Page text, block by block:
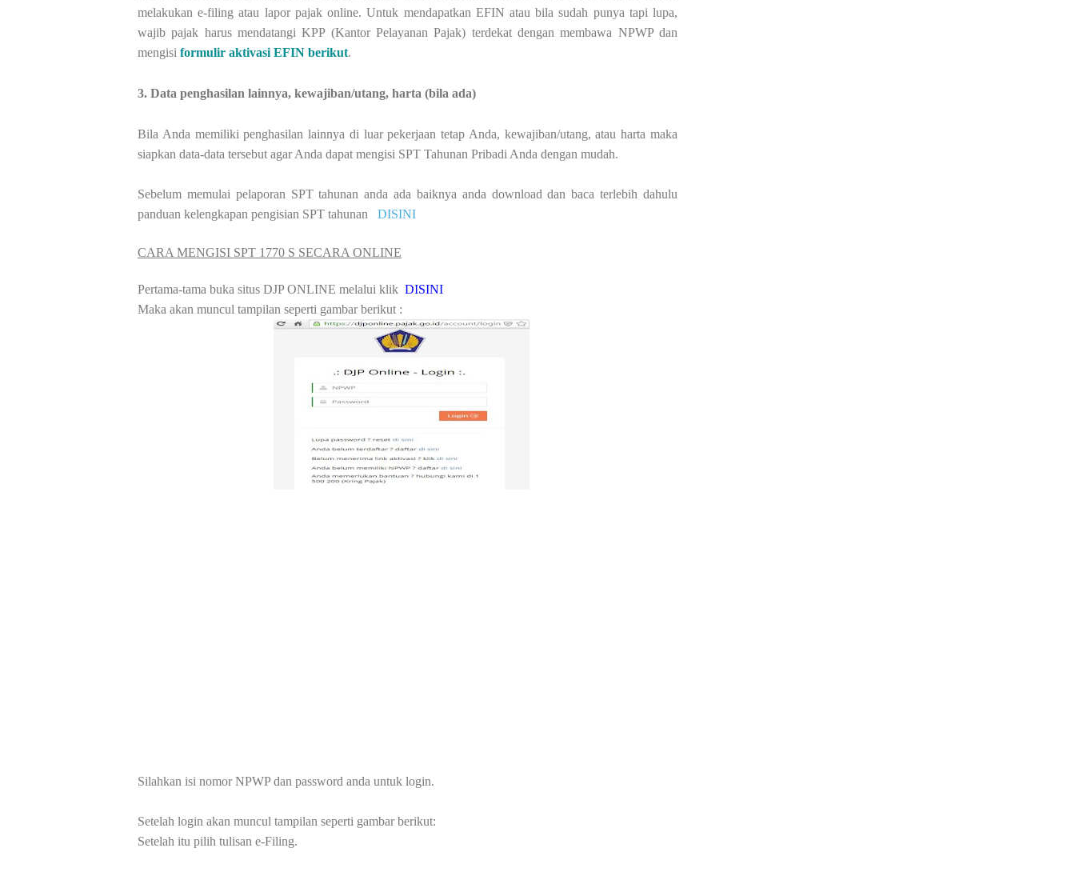
melakukan e-filing atau lapor pajak online. Untuk mendapatkan EFIN atau bila sudah punya tapi lupa,
wajib pajak harus mendatangi KPP (Kantor Pelayanan Pajak) terdekat dengan membawa NPWP dan
mengisi formulir aktivasi EFIN berikut.
3. Data penghasilan lainnya, kewajiban/utang, harta (bila ada)
Bila Anda memiliki penghasilan lainnya di luar pekerjaan tetap Anda, kewajiban/utang, atau harta maka
siapkan data-data tersebut agar Anda dapat mengisi SPT Tahunan Pribadi Anda dengan mudah.
Sebelum memulai pelaporan SPT tahunan anda ada baiknya anda download dan baca terlebih dahulu
panduan kelengkapan pengisian SPT tahunan DISINI
CARA MENGISI SPT 1770 S SECARA ONLINE
Pertama-tama buka situs DJP ONLINE melalui klik DISINI
Maka akan muncul tampilan seperti gambar berikut :
Silahkan isi nomor NPWP dan password anda untuk login.
Setelah login akan muncul tampilan seperti gambar berikut:
Setelah itu pilih tulisan e-Filing.